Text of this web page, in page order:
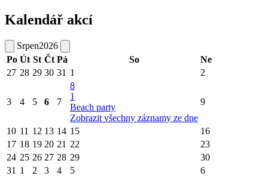
Kalendář akcí
Srpen2026
Po Út St Čt Pá So
Ne
27 28 29 30 31 1 2
3 4 5 6 7
8
1
Beach party
Zobrazit všechny záznamy ze dne
9
10 11 12 13 14 15
16
17 18 19 20 21 22
23
24 25 26 27 28 29
30
31 1 2 3 4 5 6